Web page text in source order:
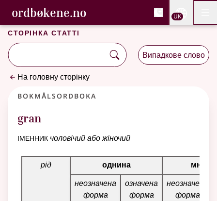
Перейти до основного вмісту
Доступність
ordbøkene.no, Cловник букмола та
Cловник букмола та Словник нюношка
UK
Сторінка статті
Випадкове слово
На головну сторінку
Bokmålsordboka
gran
іменник чоловічий або жіночий
Таблиця відмінювання для цього іменника
рід однина
неозначена
форма
означена
форма
неозначена
форма